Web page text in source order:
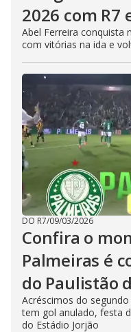
2026 com R7
Abel Ferreira conquista
com vitórias na ida e
DO R7/09/03/2026
Confira o
Palmeiras é
do Paulistão
Acréscimos do
tem gol anulado, festa
do Estádio Jorjão